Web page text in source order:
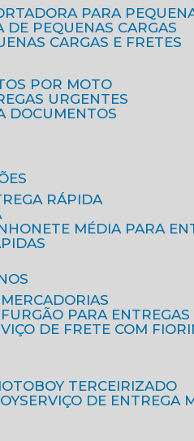
PARA
DE PEQUENAS CARGAS
CARGAS E FRETES
POR MOTO
URGENTES
DOCUMENTOS
RÁPIDA
MÉDIA PARA
FURGÃO PARA ENTREGAS
DE FRETE COM
TERCEIRIZADO
SERVIÇO DE ENTREGA